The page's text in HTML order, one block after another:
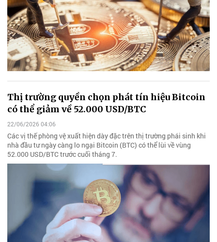
Thị trường quyền chọn phát tín hiệu Bitcoin
có thể giảm về 52.000 USD/BTC
22/06/2026 04:06
Các vị thế phòng vệ xuất hiện dày đặc trên thị trường phái sinh khi
nhà đầu tư ngày càng lo ngại Bitcoin (BTC) có thể lùi về vùng
52.000 USD/BTC trước cuối tháng 7.